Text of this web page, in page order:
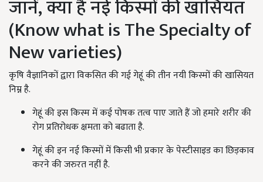
जानें, क्या है नई किस्मों की खासियत
(Know what is The Specialty of
New varieties)
कृषि वैज्ञानिकों द्वारा विकसित की गई गेहूं की तीन नयी किस्मों की खासियत
निम्न है.
गेहूं की इस किस्म में कई पोषक तत्व पाए जाते हैं जो हमारे शरीर की
रोग प्रतिरोधक क्षमता को बढाता है.
गेहूं की इन नई किस्मों में किसी भी प्रकार के पेस्टीसाइड का छिड़काव
करने की जरुरत नहीं है.